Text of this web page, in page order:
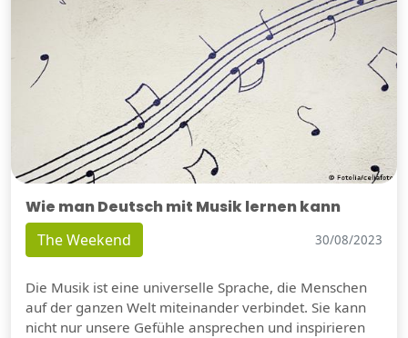
Wie man Deutsch mit Musik lernen kann
The Weekend 30/08/2023
Die Musik ist eine universelle Sprache, die Menschen
auf der ganzen Welt miteinander verbindet. Sie kann
nicht nur unsere Gefühle ansprechen und inspirieren